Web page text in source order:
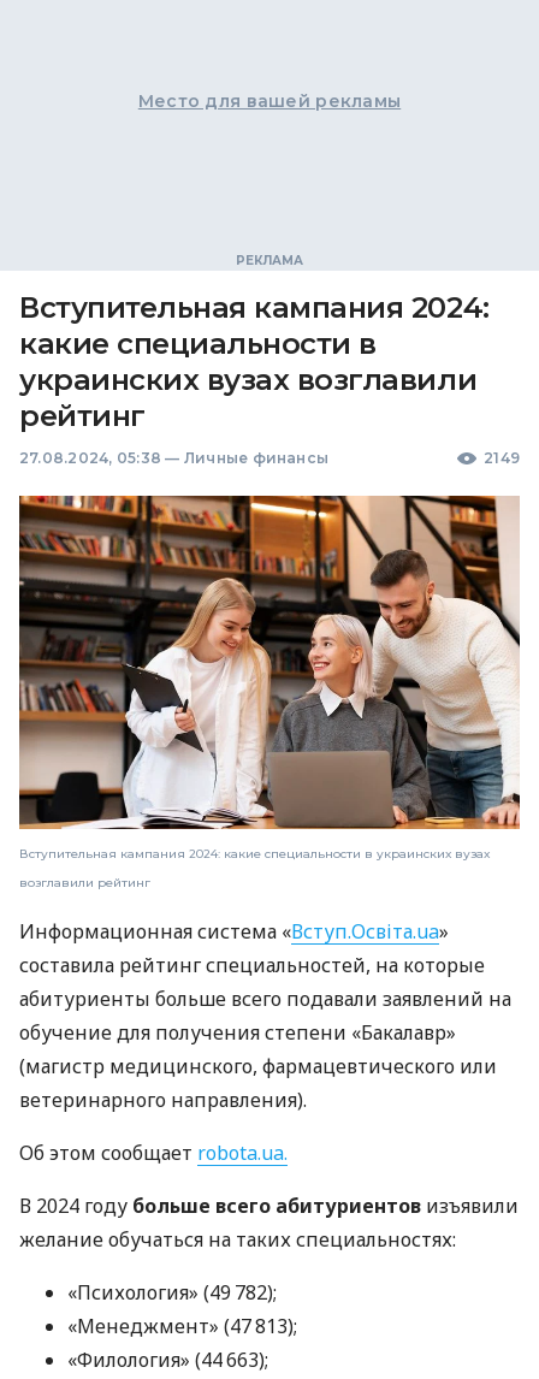
Место для вашей рекламы
Вступительная кампания 2024:
какие специальности в
украинских вузах возглавили
рейтинг
27.08.2024, 05:38 — Личные финансы 2149
Вступительная кампания 2024: какие специальности в украинских вузах
возглавили рейтинг
Информационная система «Вступ.Освіта.ua»
составила рейтинг специальностей, на которые
абитуриенты больше всего подавали заявлений на
обучение для получения степени «Бакалавр»
(магистр медицинского, фармацевтического или
ветеринарного направления).
Об этом сообщает robota.ua.
В 2024 году больше всего абитуриентов изъявили
желание обучаться на таких специальностях:
«Психология» (49 782);
«Менеджмент» (47 813);
«Филология» (44 663);